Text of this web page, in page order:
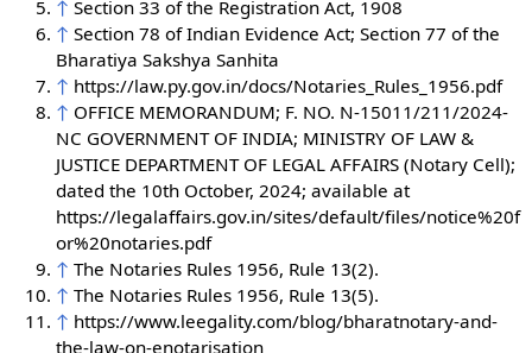
↑ Section 33 of the Registration Act, 1908
↑ Section 78 of Indian Evidence Act; Section 77 of the
Bharatiya Sakshya Sanhita
↑ https://law.py.gov.in/docs/Notaries_Rules_1956.pdf
↑ OFFICE MEMORANDUM; F. NO. N-15011/211/2024-
NC GOVERNMENT OF INDIA; MINISTRY OF LAW &
JUSTICE DEPARTMENT OF LEGAL AFFAIRS (Notary Cell);
dated the 10th October, 2024; available at
https://legalaffairs.gov.in/sites/default/files/notice%20f
or%20notaries.pdf
↑ The Notaries Rules 1956, Rule 13(2).
↑ The Notaries Rules 1956, Rule 13(5).
↑ https://www.leegality.com/blog/bharatnotary-and-
the-law-on-enotarisation